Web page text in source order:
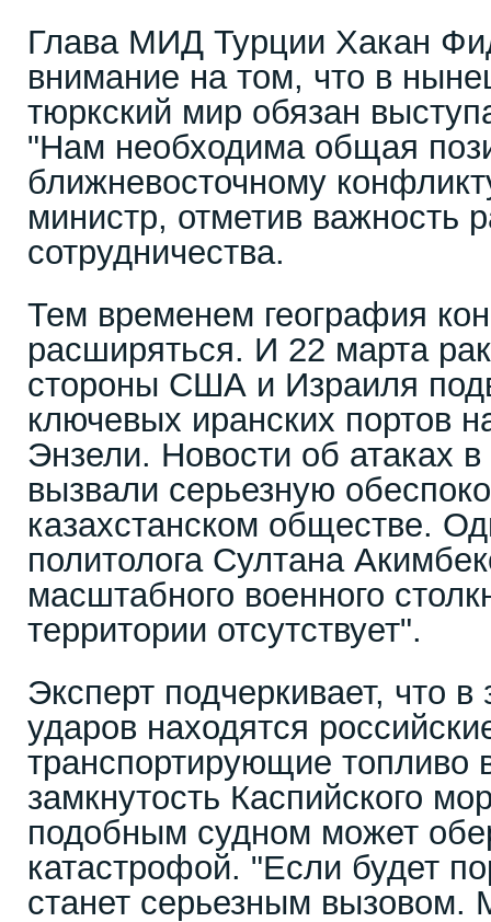
Глава МИД Турции Хакан
внимание на том, что в
тюркский мир обязан
"Нам необходима общая
ближневосточному
министр, отметив важность
сотрудничества.
Тем временем география
расширяться. И 22 марта
стороны США и Израиля
ключевых иранских портов
Энзели. Новости об атаках
вызвали серьезную
казахстанском обществе.
политолога Султана
масштабного военного
территории отсутствует".
Эксперт подчеркивает, что
ударов находятся
транспортирующие топливо
замкнутость Каспийского
подобным судном может
катастрофой. "Если будет
станет серьезным